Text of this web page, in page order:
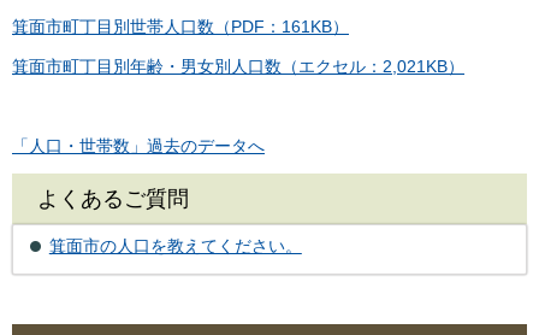
箕面市町丁目別世帯人口数（PDF：161KB）
箕面市町丁目別年齢・男女別人口数（エクセル：2,021KB）
「人口・世帯数」過去のデータへ
よくあるご質問
箕面市の人口を教えてください。